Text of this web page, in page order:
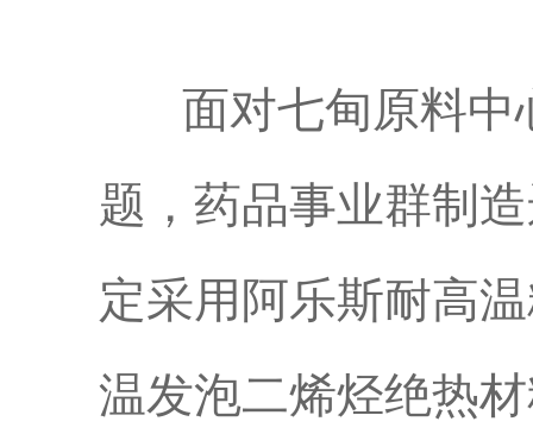
面对七甸原料中
题，药品事业群制
定采用阿乐斯耐高
温发泡二烯烃绝热